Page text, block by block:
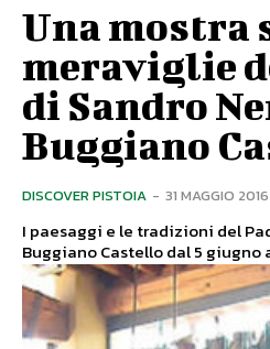
Una mostra
meraviglie
di Sandro
Buggiano
DISCOVER PISTOIA - 31 MAGGIO 2016
I paesaggi e le tradizioni del